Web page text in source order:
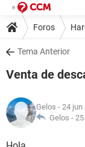
Foros
Tema Anterior
Venta de
Gelos - 24 jun
Gelos -